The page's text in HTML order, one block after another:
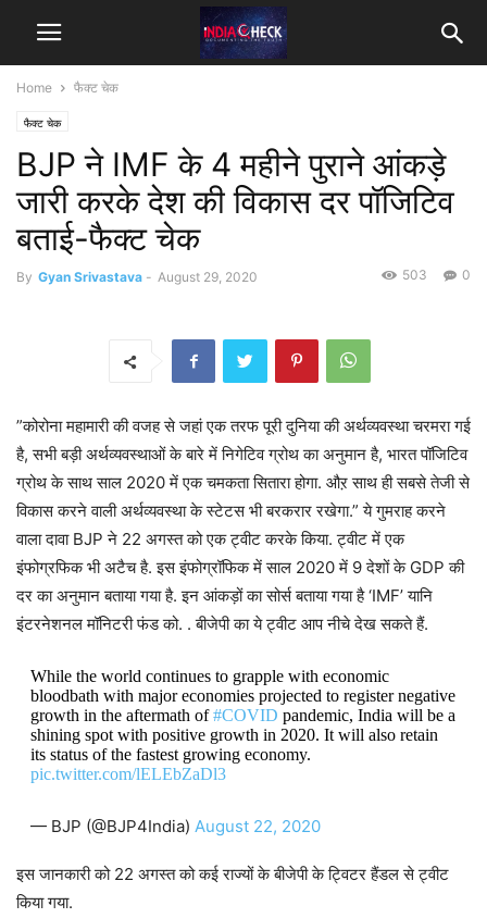
Home फैक्ट चेक
फैक्ट चेक
BJP ने IMF के 4 महीने पुराने आंकड़े
जारी करके देश की विकास दर पॉजिटिव
बताई-फैक्ट चेक
By Gyan Srivastava - August 29, 2020 0
503
”कोरोना महामारी की वजह से जहां एक तरफ पूरी दुनिया की अर्थव्यवस्था चरमरा गई
है, सभी बड़ी अर्थव्यवस्थाओं के बारे में निगेटिव ग्रोथ का अनुमान है, भारत पॉजिटिव
ग्रोथ के साथ साल 2020 में एक चमकता सितारा होगा. औऱ साथ ही सबसे तेजी से
विकास करने वाली अर्थव्यवस्था के स्टेटस भी बरकरार रखेगा.” ये गुमराह करने
वाला दावा BJP ने 22 अगस्त को एक ट्वीट करके किया. ट्वीट में एक
इंफोग्रफिक भी अटैच है. इस इंफोग्रॉफिक में साल 2020 में 9 देशों के GDP की
दर का अनुमान बताया गया है. इन आंकड़ों का सोर्स बताया गया है ‘IMF’ यानि
इंटरनेशनल मॉनिटरी फंड को. . बीजेपी का ये ट्वीट आप नीचे देख सकते हैं.
While the world continues to grapple with economic
bloodbath with major economies projected to register negative
growth in the aftermath of#COVID pandemic, India will be a
shining spot with positive growth in 2020. It will also retain
its status of the fastest growing economy.
pic.twitter.com/lELEbZaDl3
— BJP (@BJP4India) August 22, 2020
इस जानकारी को 22 अगस्त को कई राज्यों के बीजेपी के ट्विटर हैंडल से ट्वीट
किया गया.